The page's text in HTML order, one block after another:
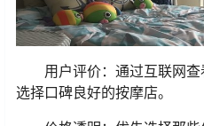
用户评价：通过互联网查
选择口碑良好的按摩店。